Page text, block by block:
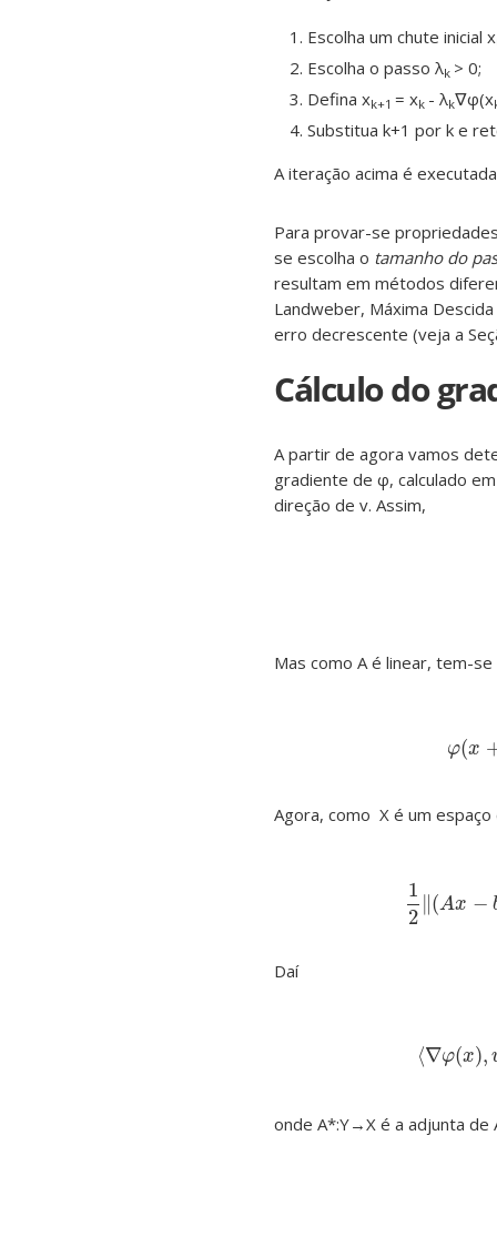
Escolha um chute inicial x
Escolha o passo λk > 0;
Defina xk+1 = xk - λk∇φ(x
Substitua k+1 por k e
A iteração acima é
Para provar-se
se escolha o tamanho do
resultam em métodos
Landweber, Máxima
erro decrescente (veja a
Cálculo do
A partir de agora vamos
gradiente de φ, calculado
direção de v. Assim,
Mas como A é linear, tem-se
φ(x
Agora, como X é um
1
2
∥(Ax −
Daí
⟨∇φ(x), ⟨
onde A*:Y→X é a adjunta de